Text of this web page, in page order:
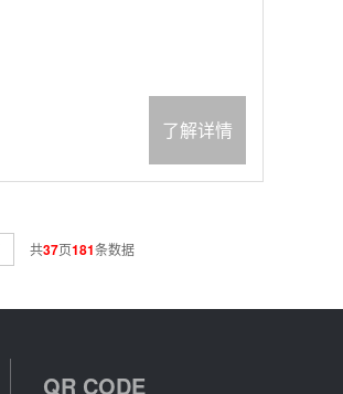
了解详情
共37页181条数据
QR CODE